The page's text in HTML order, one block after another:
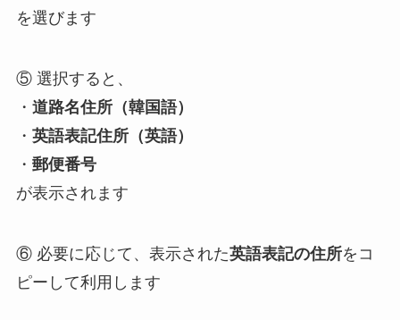
を選びます
⑤ 選択すると、
・ 道路名住所（韓国語）
・ 英語表記住所（英語）
・ 郵便番号
が表示されます
⑥ 必要に応じて、表示された英語表記の住所をコ
ピーして利用します